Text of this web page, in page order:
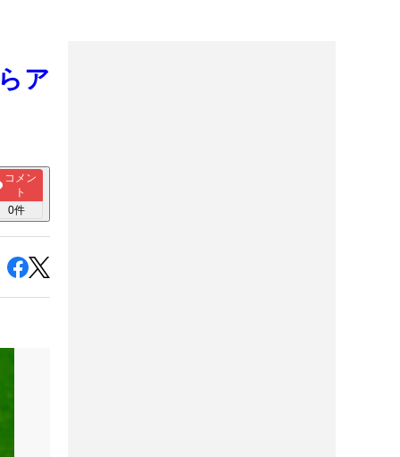
ア
コメン
ト
0件